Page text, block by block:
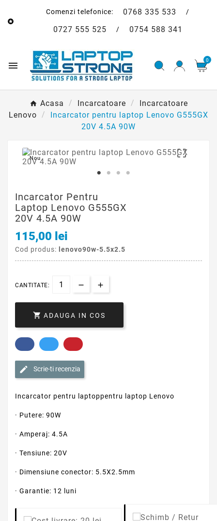

Comenzi telefonice: 0768 335 533
0727 555 525 / 0754 588 341
 0
Acasa Incarcatoare
Incarcatoare
Lenovo
Incarcator pentru laptop Lenovo G555GX
20V 4.5A 90W
Nou 
Incarcator Pentru
Laptop Lenovo G555GX
20V 4.5A 90W
115,00 lei
Cod produs: lenovo90w-5.5x2.5
CANTITATE:
 ADAUGA IN COS
Scrie-ti recenzia
Incarcator pentru laptoppentru laptop Lenovo
· Putere: 90W
· Amperaj: 4.5A
· Tensiune: 20V
· Dimensiune conector: 5.5X2.5mm
· Garantie: 12 luni